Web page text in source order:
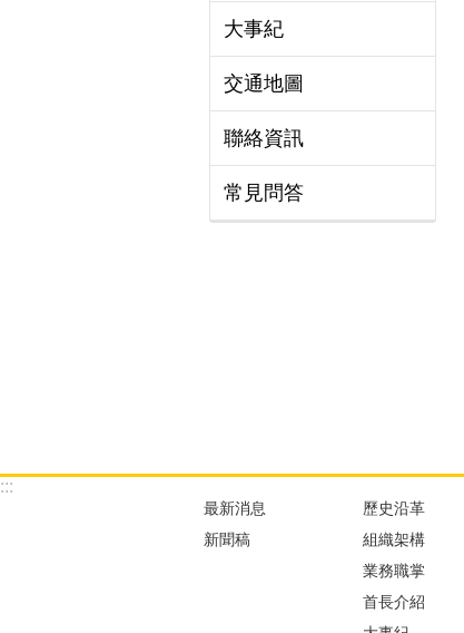
大事紀
交通地圖
聯絡資訊
常見問答
:::
最新消息
新聞稿
歷史沿革
組織架構
業務職掌
首長介紹